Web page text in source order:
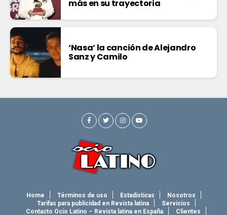
más en su trayectoria
‘Nasa’ la canción de Alejandro
Sanz y Camilo
Home Términos de uso Estadísticas
Nosotros
Tarifas para publicidad en Revista latina
Servicios
Contacto Ocio Latino – Revista latina en España
Clientes